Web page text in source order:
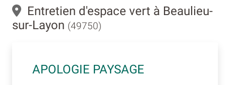
Entretien d'espace vert à Beaulieu-
sur-Layon (49750)
APOLOGIE PAYSAGE